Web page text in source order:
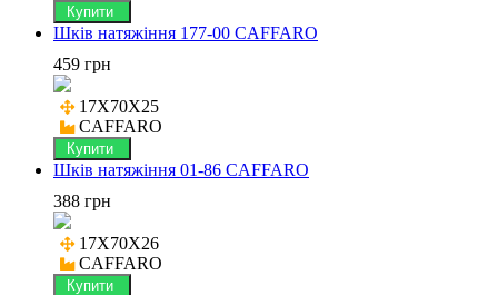
Купити
Шків натяжіння 177-00 CAFFARO
459 грн
17X70X25
CAFFARO
Купити
Шків натяжіння 01-86 CAFFARO
388 грн
17X70X26
CAFFARO
Купити